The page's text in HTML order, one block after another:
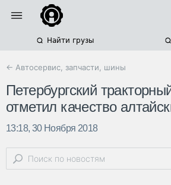
Найти грузы
← Автосервис, запчасти, шины
Петербургский
отметил качество
13:18, 30 Ноября 2018